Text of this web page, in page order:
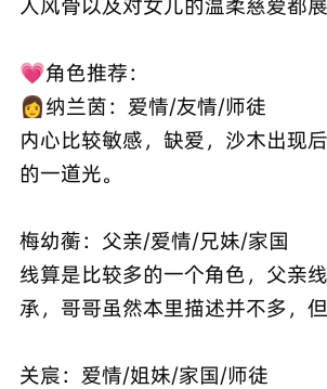
人风骨以及对女儿的温柔慈爱都展
💗角色推荐：
👩纳兰茵：爱情/友情/师徒
内心比较敏感，缺爱，沙木出现
的一道光。
梅幼蘅：父亲/爱情/兄妹/家国
线算是比较多的一个角色，父亲
承，哥哥虽然本里描述并不多，但
关宸：爱情/姐妹/家国/师徒